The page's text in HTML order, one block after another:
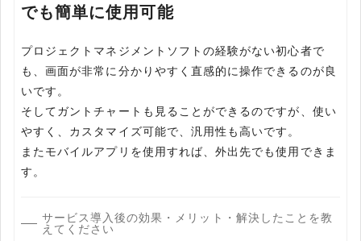
でも簡単に使用可能
プロジェクトマネジメントソフトの経験がない初心者で
も、画面が非常に分かりやすく直感的に操作できるのが良
いです。
そしてガントチャートも見ることができるのですが、使い
やすく、カスタマイズ可能で、汎用性も高いです。
またモバイルアプリを使用すれば、外出先でも使用できま
す。
サービス導入後の効果・メリット・解決したことを教
えてください